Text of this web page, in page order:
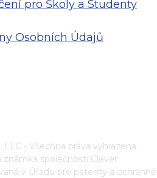
pro Školy a Studenty
Osobních Údajů
- Všechna práva vyhrazena.
známka společnosti Clever
v Úřadu pro patenty a ochranné